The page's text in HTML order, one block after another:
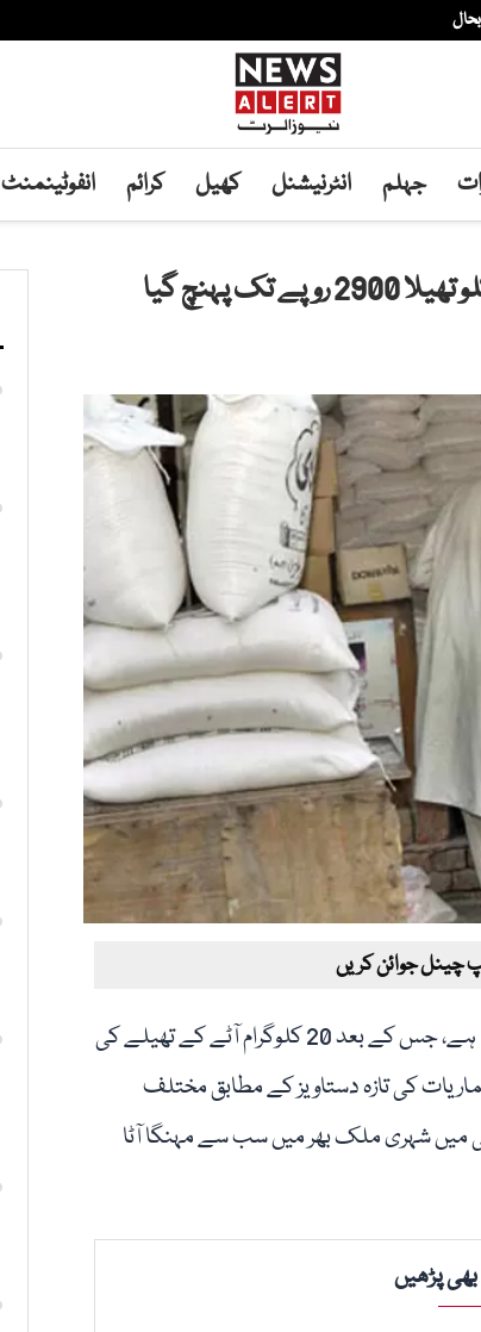
جہلم انٹرنیشنل کھیل کرائم انفوٹینمنٹ
چینل جوائن کریں
ملک بھر میں آٹے کی قیمتوں میں ایک بار پھر اضافہ ریکارڈ کیا گیا ہے، جس کے بعد 20 کلوگرام آٹے کے تھیلے کی
ادارہ شماریات کی تازہ دستاویز کے مطابق مختلف
میں شہری ملک بھر میں سب سے مہنگا آٹا
بھی پڑھیں